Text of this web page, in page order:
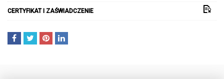
CERTYFIKAT I ZAŚWIADCZENIE